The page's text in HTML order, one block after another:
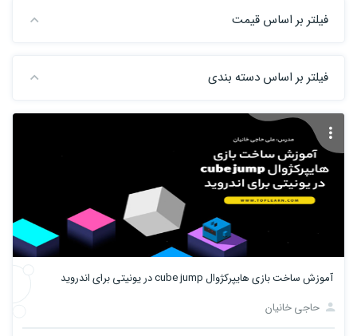
فیلتر بر اساس قیمت
فیلتر بر اساس دسته بندی
آموزش ساخت بازی هایپرکژوال cube jump در یونیتی برای اندروید
حاجی خانیان